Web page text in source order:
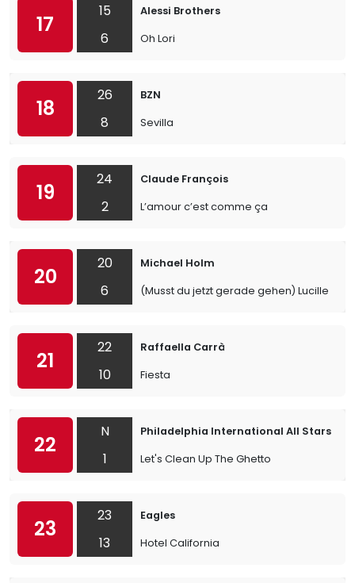
17
15
6
Alessi Brothers
Oh Lori
18
26
8
BZN
Sevilla
19
24
2
Claude François
L’amour c’est comme ça
20
20
6
Michael Holm
(Musst du jetzt gerade gehen) Lucille
21
22
10
Raffaella Carrà
Fiesta
22
N
1
Philadelphia International All Stars
Let's Clean Up The Ghetto
23
23
13
Eagles
Hotel California